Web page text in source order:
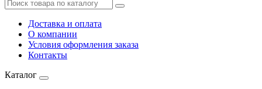
Доставка и оплата
О компании
Условия оформления заказа
Контакты
Каталог